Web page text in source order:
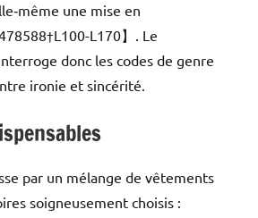
une mise en
L170】. Le
donc les codes de genre
ironie et sincérité.
par un mélange de vêtements
soigneusement choisis :